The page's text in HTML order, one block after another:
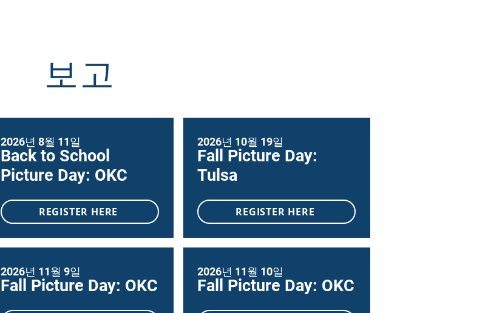
보고
2026년 8월 11일
Back to School
Picture Day: OKC
REGISTER HERE
2026년 11월 9일
Fall Picture Day: OKC
2026년 10월 19일
Fall Picture Day:
Tulsa
REGISTER HERE
2026년 11월 10일
Fall Picture Day: OKC